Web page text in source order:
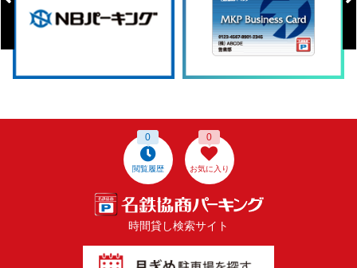
閲覧履歴
0
お気に入り
0
時間貸し検索サイト